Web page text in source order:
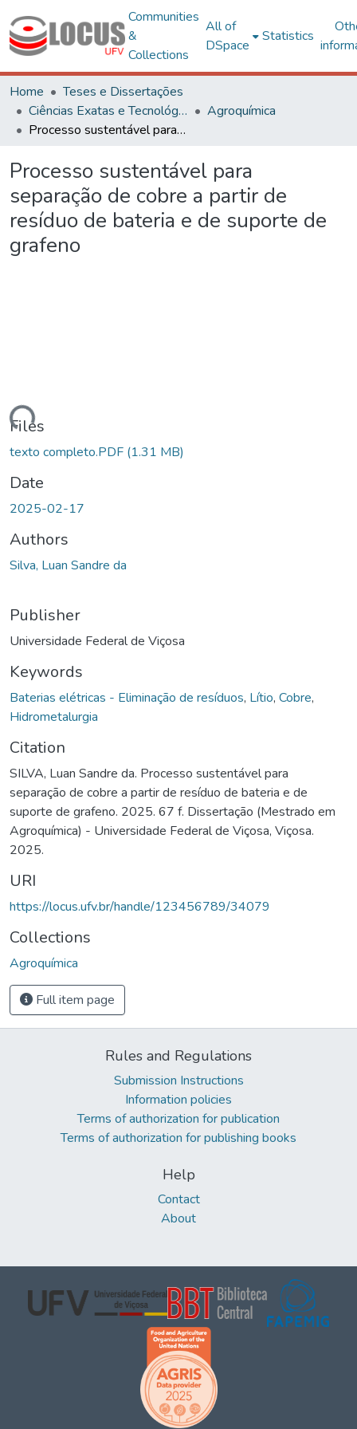
Communities
&
Collections
All of
DSpace
Statistics
Home
Teses e Dissertações
Ciências Exatas e Tecnológicas
Agroquímica
Processo sustentável para separação de cobre a partir de resíduo de bateria e de suporte de grafeno
Processo sustentável para
separação de cobre a partir de
resíduo de bateria e de suporte de
grafeno
Files
texto completo.PDF (1.31 MB)
Date
2025-02-17
Authors
Silva, Luan Sandre da
Publisher
Universidade Federal de Viçosa
Keywords
Baterias elétricas - Eliminação de resíduos, Lítio, Cobre,
Hidrometalurgia
Citation
SILVA, Luan Sandre da. Processo sustentável para
separação de cobre a partir de resíduo de bateria e de
suporte de grafeno. 2025. 67 f. Dissertação (Mestrado em
Agroquímica) - Universidade Federal de Viçosa, Viçosa.
2025.
URI
https://locus.ufv.br/handle/123456789/34079
Collections
Agroquímica
Full item page
Rules and Regulations
Submission Instructions
Information policies
Terms of authorization for publication
Terms of authorization for publishing books
Help
Contact
About